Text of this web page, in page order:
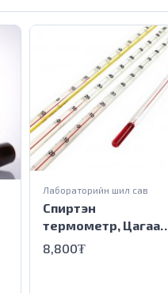
Спиртэн
термометр, Цагаан
дэвсгэртэй
Лабораторийн шил сав
8,800₮